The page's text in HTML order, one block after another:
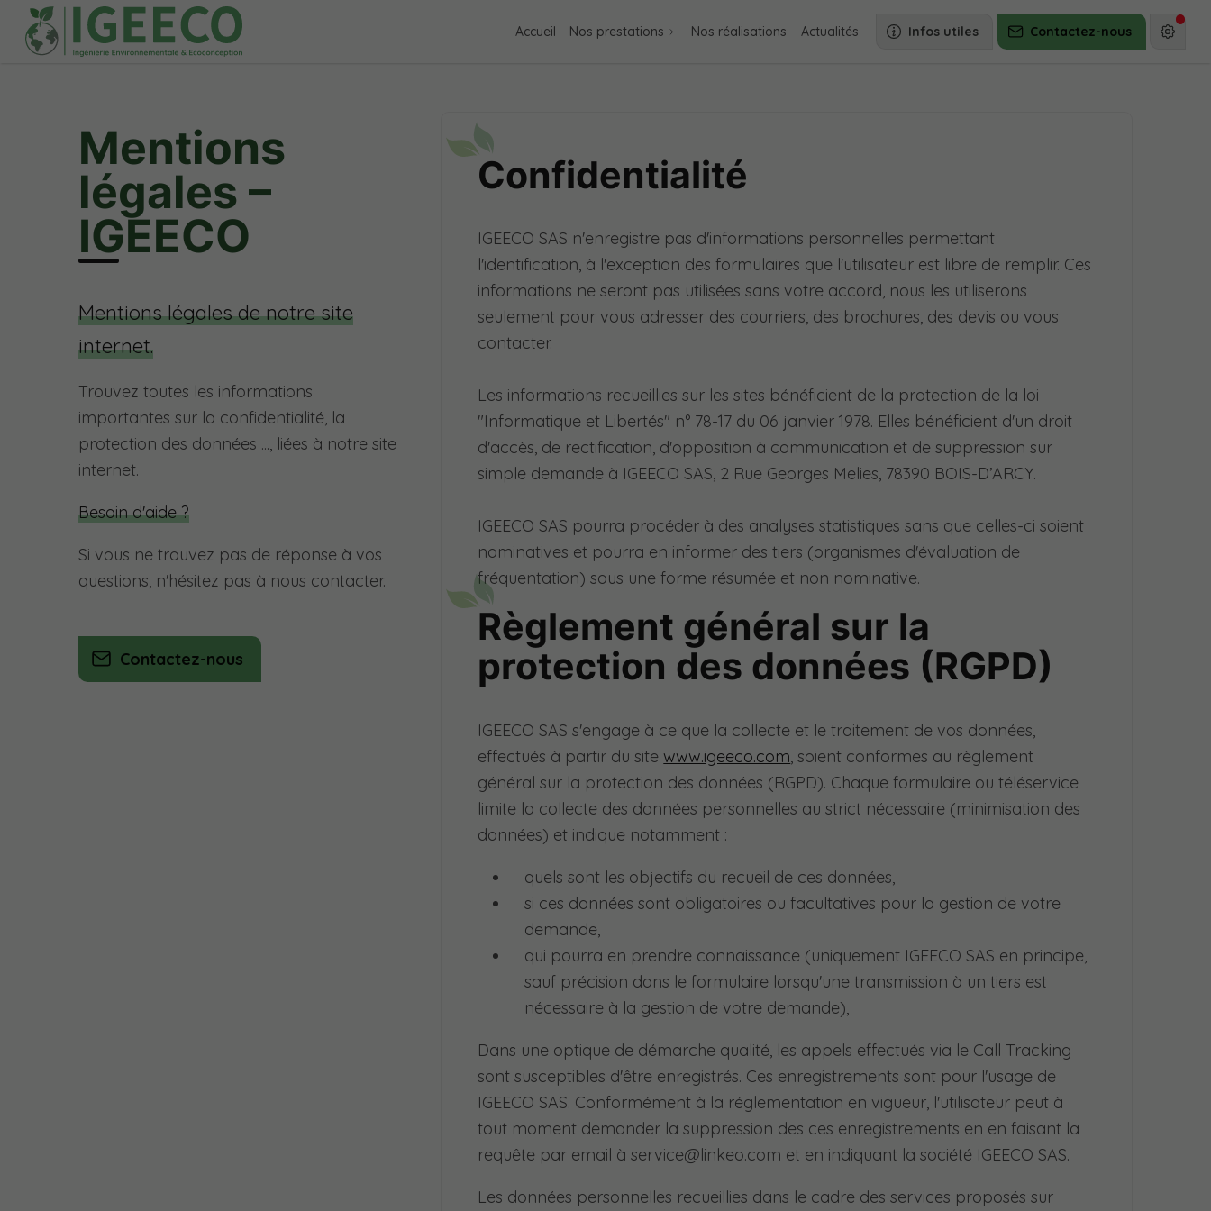
Accueil Nos prestations Nos réalisations Actualités Infos utiles Contactez-nous
Mentions
légales –
IGEECO
Mentions légales de notre site
internet.
Trouvez toutes les informations
importantes sur la confidentialité, la
protection des données ..., liées à notre site
internet.
Besoin d'aide ?
Si vous ne trouvez pas de réponse à vos
questions, n'hésitez pas à nous contacter.
Contactez-nous
Confidentialité
IGEECO SAS n'enregistre pas d'informations personnelles permettant
l'identification, à l'exception des formulaires que l'utilisateur est libre de remplir. Ces
informations ne seront pas utilisées sans votre accord, nous les utiliserons
seulement pour vous adresser des courriers, des brochures, des devis ou vous
contacter.
Les informations recueillies sur les sites bénéficient de la protection de la loi
"Informatique et Libertés" n° 78-17 du 06 janvier 1978. Elles bénéficient d'un droit
d'accès, de rectification, d'opposition à communication et de suppression sur
simple demande à IGEECO SAS, 2 Rue Georges Melies, 78390 BOIS-D’ARCY.
IGEECO SAS pourra procéder à des analyses statistiques sans que celles-ci soient
nominatives et pourra en informer des tiers (organismes d'évaluation de
fréquentation) sous une forme résumée et non nominative.
Règlement général sur la
protection des données (RGPD)
IGEECO SAS s'engage à ce que la collecte et le traitement de vos données,
effectués à partir du site www.igeeco.com, soient conformes au règlement
général sur la protection des données (RGPD). Chaque formulaire ou téléservice
limite la collecte des données personnelles au strict nécessaire (minimisation des
données) et indique notamment :
quels sont les objectifs du recueil de ces données,
si ces données sont obligatoires ou facultatives pour la gestion de votre
demande,
qui pourra en prendre connaissance (uniquement IGEECO SAS en principe,
sauf précision dans le formulaire lorsqu'une transmission à un tiers est
nécessaire à la gestion de votre demande),
Dans une optique de démarche qualité, les appels effectués via le Call Tracking
sont susceptibles d'être enregistrés. Ces enregistrements sont pour l'usage de
IGEECO SAS. Conformément à la réglementation en vigueur, l'utilisateur peut à
tout moment demander la suppression des ces enregistrements en en faisant la
requête par email à service@linkeo.com et en indiquant la société IGEECO SAS.
Les données personnelles recueillies dans le cadre des services proposés sur